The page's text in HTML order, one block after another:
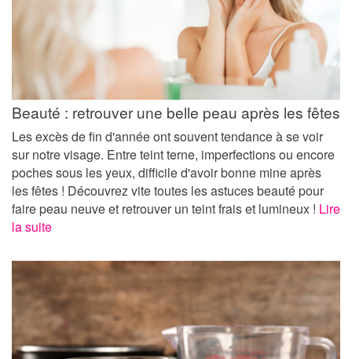
Beauté : retrouver une belle peau après les fêtes
Les excès de fin d'année ont souvent tendance à se voir
sur notre visage. Entre teint terne, imperfections ou encore
poches sous les yeux, difficile d'avoir bonne mine après
les fêtes ! Découvrez vite toutes les astuces beauté pour
faire peau neuve et retrouver un teint frais et lumineux ! Lire
la suite